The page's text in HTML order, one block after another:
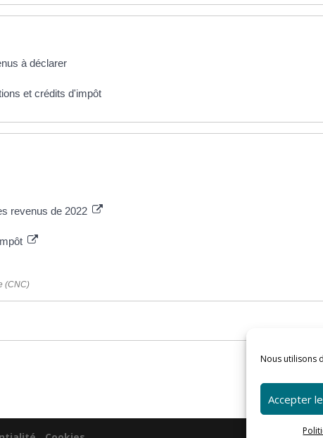
Nous utilisons
Accepter
à déclarer
et crédits d'impôt
revenus de 2022
(CNC)